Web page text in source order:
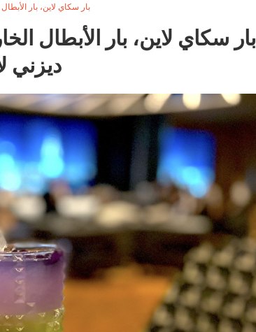
بار سكاي لاين، بار
بار سكاي لاين، بار الأبطال
ديزني